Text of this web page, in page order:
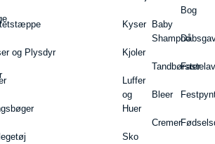
og Plysdyr
Kyser
Kjoler
Luffer
og
Huer
Sko
Baby
Shampoo
Tandbørster
Bleer
Cremer
Bog